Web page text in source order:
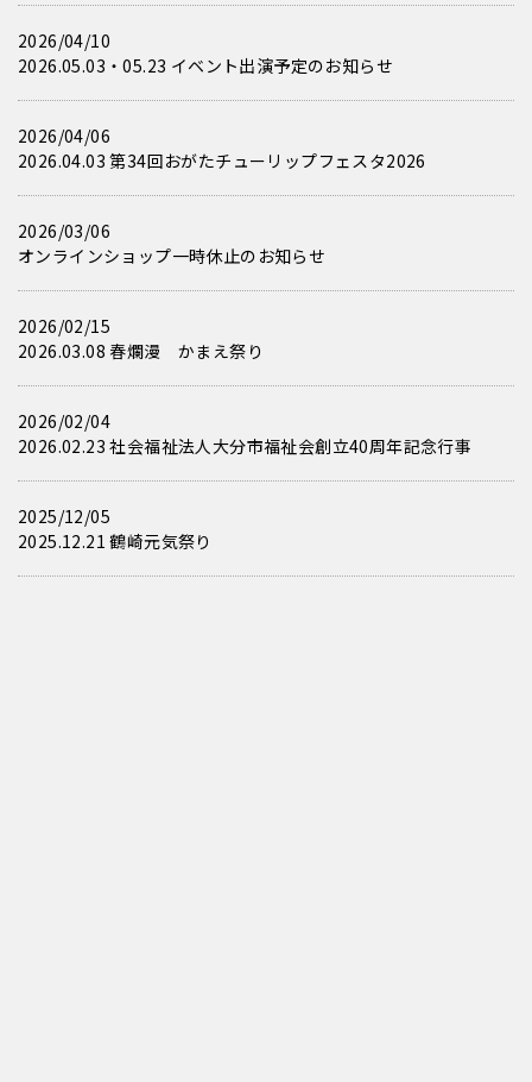
2026/04/10
2026.05.03・05.23 イベント出演予定のお知らせ
2026/04/06
2026.04.03 第34回おがたチューリップフェスタ2026
2026/03/06
オンラインショップ一時休止のお知らせ
2026/02/15
2026.03.08 春爛漫 かまえ祭り
2026/02/04
2026.02.23 社会福祉法人大分市福祉会創立40周年記念行事
2025/12/05
2025.12.21 鶴崎元気祭り